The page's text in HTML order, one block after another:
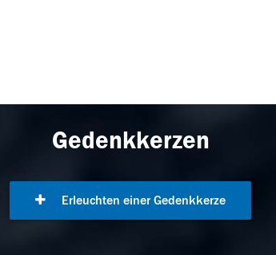
Gedenkkerzen
Erleuchten einer Gedenkkerze